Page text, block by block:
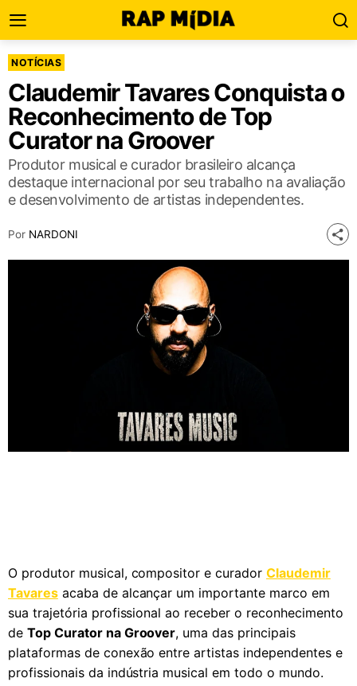
NOTÍCIAS
Claudemir Tavares Conquista o
Reconhecimento de Top
Curator na Groover
Produtor musical e curador brasileiro alcança
destaque internacional por seu trabalho na avaliação
e desenvolvimento de artistas independentes.
Por NARDONI
O produtor musical, compositor e curador Claudemir
Tavaresacaba de alcançar um importante marco em
sua trajetória profissional ao receber o reconhecimento
de Top Curator na Groover, uma das principais
plataformas de conexão entre artistas independentes e
profissionais da indústria musical em todo o mundo.